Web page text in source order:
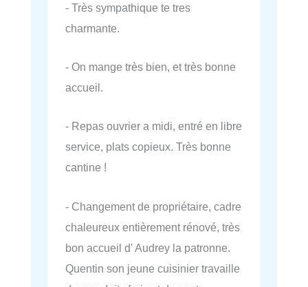
- Très sympathique te tres
charmante.
- On mange très bien, et très bonne
accueil.
- Repas ouvrier a midi, entré en libre
service, plats copieux. Très bonne
cantine !
- Changement de propriétaire, cadre
chaleureux entièrement rénové, très
bon accueil d' Audrey la patronne.
Quentin son jeune cuisinier travaille